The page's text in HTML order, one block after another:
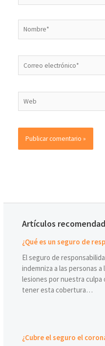
Artículos
¿Qué es un seguro de
El seguro de
indemniza a las personas
lesiones por nuestra culpa
tener esta cobertura…
¿Cubre el seguro el